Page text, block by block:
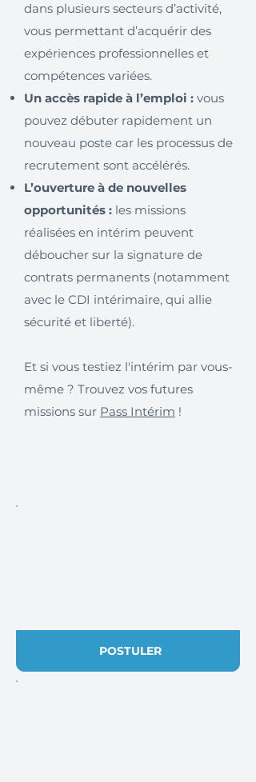
dans plusieurs secteurs d’activité,
vous permettant d’acquérir des
expériences professionnelles et
compétences variées.
Un accès rapide à l’emploi : vous
pouvez débuter rapidement un
nouveau poste car les processus de
recrutement sont accélérés.
L’ouverture à de nouvelles
opportunités : les missions
réalisées en intérim peuvent
déboucher sur la signature de
contrats permanents (notamment
avec le CDI intérimaire, qui allie
sécurité et liberté).
Et si vous testiez l'intérim par vous-
même ? Trouvez vos futures
missions sur Pass Intérim !
POSTULER